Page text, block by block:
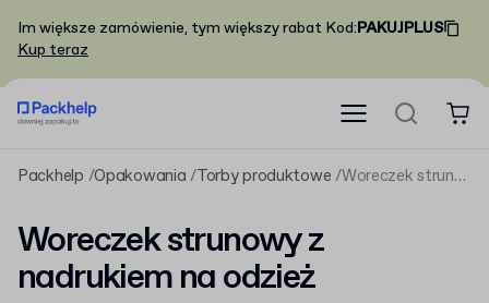
Im większe zamówienie, tym większy rabat Kod:PAKUJPLUS
Kup teraz
Packhelp Opakowania Torby produktowe Woreczek strunowy z nadrukiem na odzież
Woreczek strunowy z
nadrukiem na odzież